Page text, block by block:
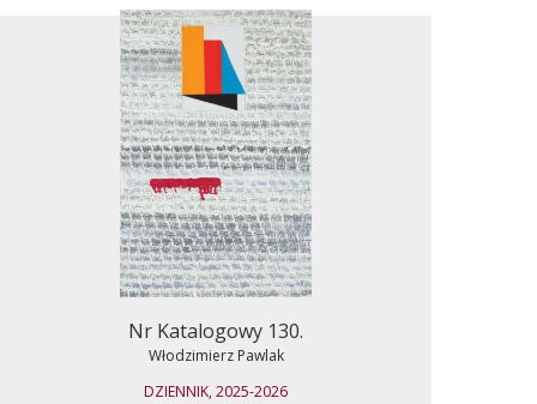
Nr Katalogowy 130.
Włodzimierz Pawlak
DZIENNIK, 2025-2026